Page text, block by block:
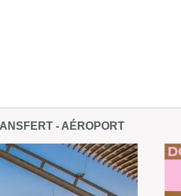
- AÉROPORT